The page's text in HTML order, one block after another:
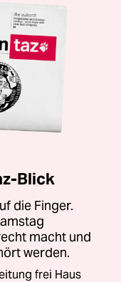
Blick
die Finger.
macht und
werden.
frei Haus